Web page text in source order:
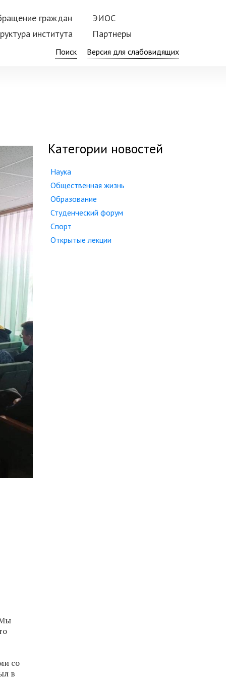
граждан
ЭИОС
института Партнеры
Поиск
со
в
Категории новостей
Наука
Общественная жизнь
Образование
Студенческий форум
Спорт
Открытые лекции